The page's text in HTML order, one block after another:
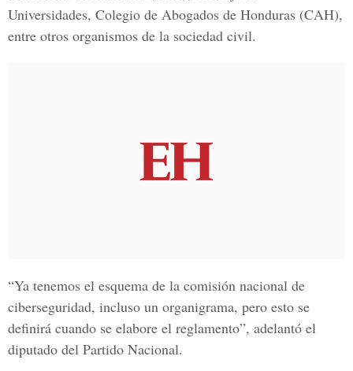
Universidades, Colegio de Abogados de Honduras (CAH),
entre otros organismos de la sociedad civil.
“Ya tenemos el esquema de la comisión nacional de
ciberseguridad, incluso un organigrama, pero esto se
definirá cuando se elabore el reglamento”, adelantó el
diputado del Partido Nacional.